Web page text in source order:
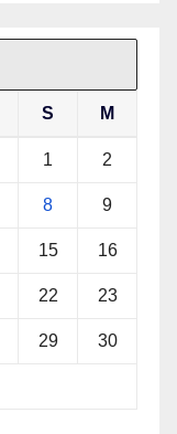
S M
1 2
8 9
15 16
22 23
29 30